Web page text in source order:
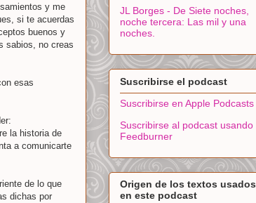
y me
si te acuerdas
buenos y
sabios, no creas
esas
la historia de
a comunicarte
de lo que
dichas por
JL Borges - De Siete noches,
noche tercera: Las mil y una
noches.
Suscribirse el podcast
Suscribirse en Apple Podcasts
Suscribirse al podcast usando
Feedburner
Origen de los textos usados
en este podcast